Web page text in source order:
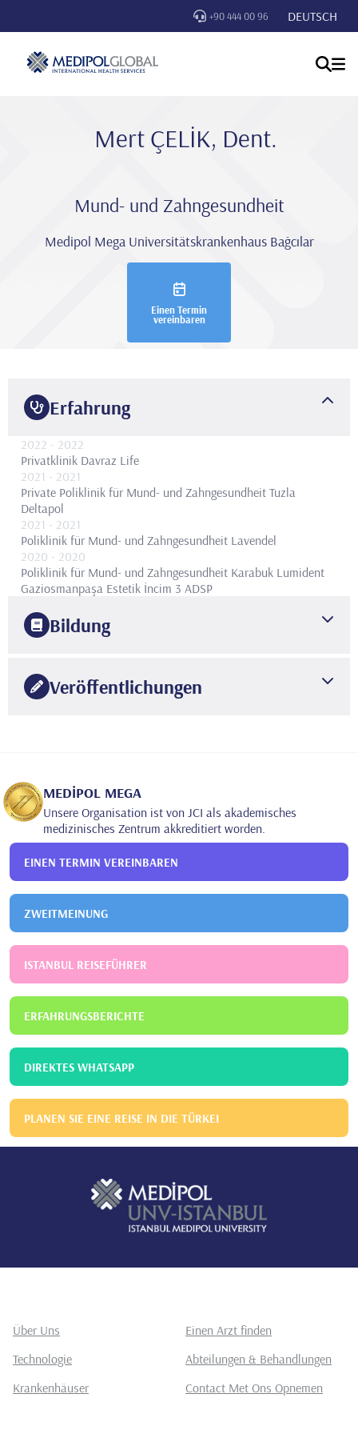
+90 444 00 96 DEUTSCH
Mert ÇELİK, Dent.
Mund- und Zahngesundheit
Medipol Mega Universitätskrankenhaus Bağcılar
Einen Termin
vereinbaren
Erfahrung
2022 - 2022
Privatklinik Davraz Life
2021 - 2021
Private Poliklinik für Mund- und Zahngesundheit Tuzla
Deltapol
2021 - 2021
Poliklinik für Mund- und Zahngesundheit Lavendel
2020 - 2020
Poliklinik für Mund- und Zahngesundheit Karabuk Lumident
Gaziosmanpaşa Estetik İncim 3 ADSP
Bildung
Universität Istanbul Medipol
Veröffentlichungen
•-Journal of Medical Case Reports and Reviews(3:3)
•Increasing the connetion of composite resin with
biomaterials:A case report
MEDİPOL MEGA
Unsere Organisation ist von JCI als akademisches
medizinisches Zentrum akkreditiert worden.
EINEN TERMIN VEREINBAREN
ZWEITMEINUNG
ISTANBUL REISEFÜHRER
ERFAHRUNGSBERICHTE
DIREKTES WHATSAPP
PLANEN SIE EINE REISE IN DIE TÜRKEI
Über Uns
Einen Arzt finden
Technologie
Abteilungen & Behandlungen
Krankenhäuser
Contact Met Ons Opnemen